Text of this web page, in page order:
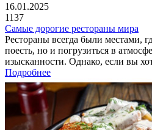
16.01.2025
1137
Самые дорогие рестораны мира
Рестораны всегда были местами,
поесть, но и погрузиться в
изысканности. Однако, если вы
Подробнее